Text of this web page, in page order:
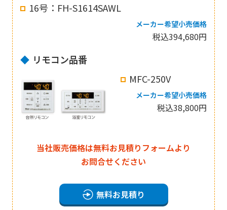
16号：FH-S1614SAWL
メーカー希望小売価格
税込394,680円
リモコン品番
MFC-250V
メーカー希望小売価格
税込38,800円
当社販売価格は無料お見積りフォームより
お問合せください
無料お見積り